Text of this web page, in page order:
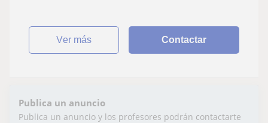
ver más Contactar
Publica un anuncio
Publica un anuncio y los profesores podrán contactarte